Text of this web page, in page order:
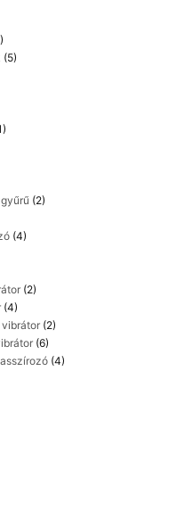
(5)
(2)
(4)
(2)
(4)
vibrátor (2)
(6)
(4)